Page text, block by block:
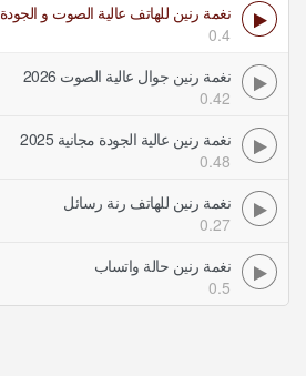
نغمة رنين للهاتف عالية الصوت و الجودة
0.4
نغمة رنين جوال عالية الصوت 2026
0.42
نغمة رنين عالية الجودة مجانية 2025
0.48
نغمة رنين للهاتف رنة رسائل
0.27
نغمة رنين حالة واتساب
0.5